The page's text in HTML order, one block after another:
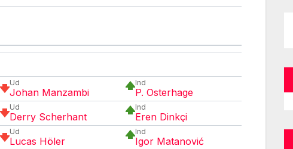
Ud
Johan Manzambi
Ind
P. Osterhage
Ud
Derry Scherhant
Ind
Eren Dinkçi
Ud
Lucas Höler
Ind
Igor Matanović